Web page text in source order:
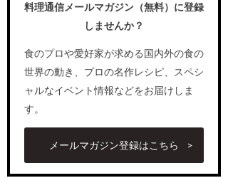
料理通信メールマガジン（無料）に登録
しませんか？
食のプロや愛好家が求める国内外の食の
世界の動き、プロの名作レシピ、スペシ
ャルなイベント情報などをお届けしま
す。
メールマガジン登録はこちら